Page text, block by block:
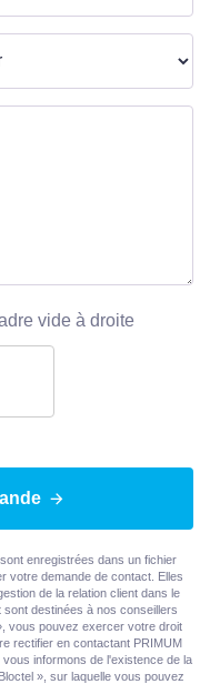
vide à droite
enregistrées dans un fichier
votre demande de contact. Elles
de la relation client dans le
destinées à nos conseillers
vous pouvez exercer votre droit
rectifier en contactant PRIMUM
informons de l'existence de la
», sur laquelle vous pouvez